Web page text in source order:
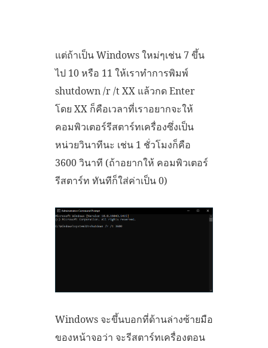
แต่ถ้าเป็น Windows ใหม่ๆเช่น 7 ขึ้น
ไป 10 หรือ 11 ให้เราทำการพิมพ์
shutdown /r /t XX แล้วกด Enter
โดย XX ก็คือเวลาที่เราอยากจะให้
คอมพิวเตอร์รีสตาร์ทเครื่องซึ่งเป็น
หน่วยวินาทีนะ เช่น 1 ชั่วโมงก็คือ
3600 วินาที (ถ้าอยากให้ คอมพิวเตอร์
รีสตาร์ท ทันทีก็ใส่ค่าเป็น 0)
Windows จะขึ้นบอกที่ด้านล่างซ้ายมือ
ของหน้าจอว่า จะรีสตาร์ทเครื่องตอน